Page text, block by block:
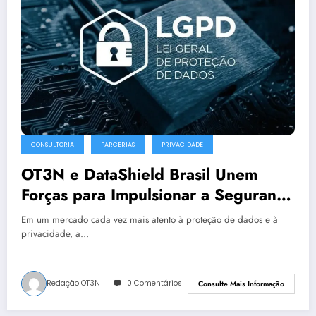
CONSULTORIA PARCERIAS PRIVACIDADE
OT3N e DataShield Brasil Unem
Forças para Impulsionar a Segurança
da Informação e a Conformidade
com a LGPD
Em um mercado cada vez mais atento à proteção de dados e à
privacidade, a…
Redação OT3N 0 Comentários Consulte Mais Informação